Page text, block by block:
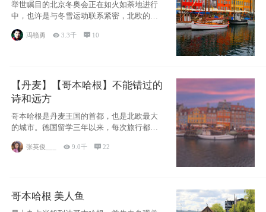
举世瞩目的北京冬奥会正在如火如荼地进行
中，也许是与冬雪运动联系紧密，北欧的一
些国家因
冯赣勇 3.3千  10
【丹麦】【哥本哈根】不能错过的
诗和远方
哥本哈根是丹麦王国的首都，也是北欧最大
的城市。德国留学三年以来，每次旅行都是
张英俊___ 9.0千 22
哥本哈根 美人鱼